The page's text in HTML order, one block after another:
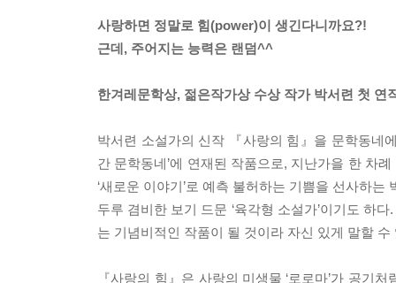
사랑하면 정말로 힘(power)이 생긴다니까요?!
근데, 주어지는 능력은 랜덤^^
한겨레문학상, 젊은작가상 수상 작가 박서련 첫 연
박서련 소설가의 신작 『사랑의 힘』을 문학동네
간 문학동네’에 연재된 작품으로, 지난가을 한 차
‘새로운 이야기’로 예측 불허하는 기쁨을 선사하
두루 겸비한 보기 드문 ‘육각형 소설가’이기도 하
는 기념비적인 작품이 될 것이라 자신 있게 말할 수
『사랑의 힘』은 사랑의 미생물 ‘로로마’가 공기